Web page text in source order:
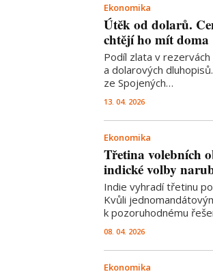
Ekonomika
Útěk od dolarů.
chtějí ho mít doma
Podíl zlata v
a dolarových
ze Spojených…
13. 04. 2026
Ekonomika
Třetina volebních
indické volby
Indie vyhradí třetinu
Kvůli
k pozoruhodnému
08. 04. 2026
Ekonomika